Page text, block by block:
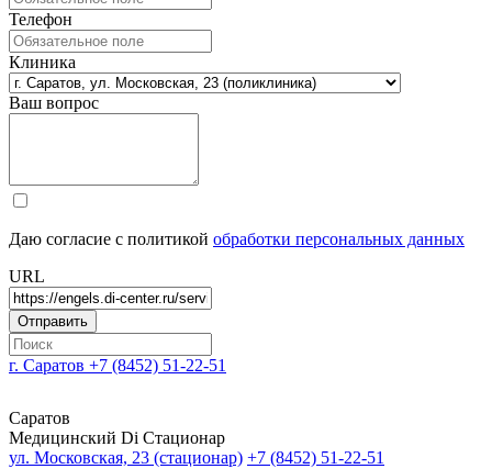
Телефон
Клиника
Ваш вопрос
Даю согласие с политикой обработки персональных данных
URL
г. Саратов +7 (8452) 51-22-51
Саратов
Медицинский Di Стационар
ул. Московская, 23 (стационар) +7 (8452) 51-22-51